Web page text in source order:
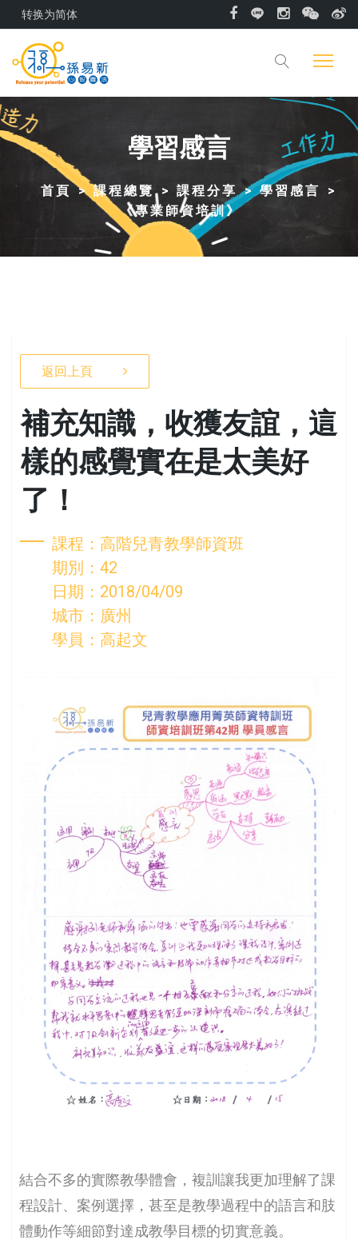
转换为简体
學習感言
首頁 課程總覽 課程分享
學習感言
《專業師資培訓》
返回上頁
補充知識，收獲友誼，這
樣的感覺實在是太美好
了！
課程：高階兒青教學師資班
期別：42
日期：2018/04/09
城市：廣州
學員：高起文
結合不多的實際教學體會，複訓讓我更加理解了課
程設計、案例選擇，甚至是教學過程中的語言和肢
體動作等細節對達成教學目標的切實意義。